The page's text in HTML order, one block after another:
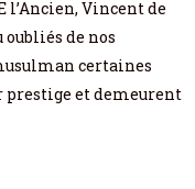
Vincent de
oubliés de nos
certaines
prestige et demeurent